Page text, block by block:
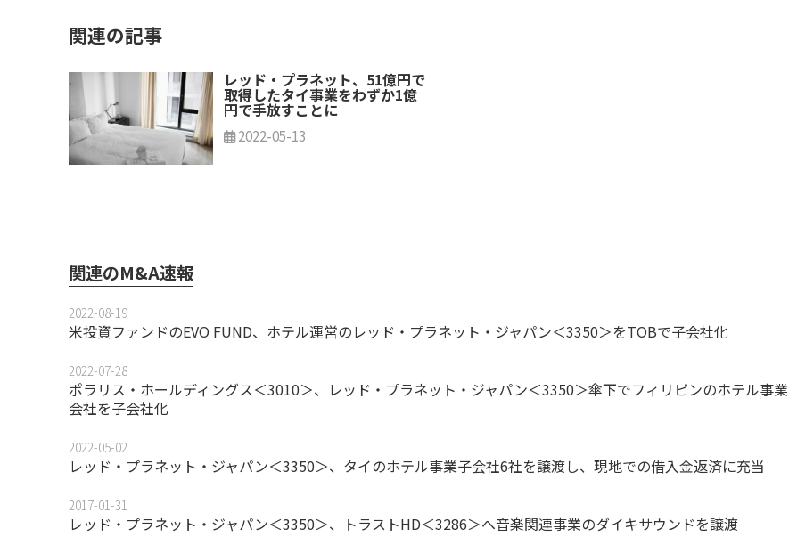
関連の記事
レッド・プラネット、51億円で
取得したタイ事業をわずか1億
円で手放すことに
2022-05-13
関連のM&A速報
2022-08-19
米投資ファンドのEVO FUND、ホテル運営のレッド・プラネット・ジャパン＜3350＞をTOBで子会社化
2022-07-28
ポラリス・ホールディングス＜3010＞、レッド・プラネット・ジャパン＜3350＞傘下でフィリピンのホテル事業
会社を子会社化
2022-05-02
レッド・プラネット・ジャパン＜3350＞、タイのホテル事業子会社6社を譲渡し、現地での借入金返済に充当
2017-01-31
レッド・プラネット・ジャパン＜3350＞、トラストHD＜3286＞へ音楽関連事業のダイキサウンドを譲渡